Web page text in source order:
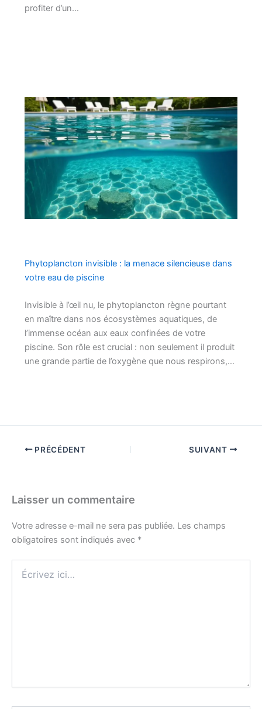
profiter d’un…
Phytoplancton invisible : la menace silencieuse dans
votre eau de piscine
Invisible à l’œil nu, le phytoplancton règne pourtant
en maître dans nos écosystèmes aquatiques, de
l’immense océan aux eaux confinées de votre
piscine. Son rôle est crucial : non seulement il produit
une grande partie de l’oxygène que nous respirons,…
PRÉCÉDENT SUIVANT
Laisser un commentaire
Votre adresse e-mail ne sera pas publiée. Les champs
obligatoires sont indiqués avec *
ici…